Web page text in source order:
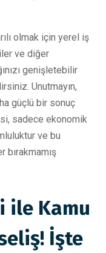
olmak için yerel iş
ve diğer
genişletebilir
Unutmayın,
güçlü bir sonuç
sadece ekonomik
ve bu
bırakmamış
ile Kamu
İşte